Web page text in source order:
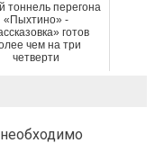
тоннель перегона
«Пыхтино» -
готов
чем на три
четверти